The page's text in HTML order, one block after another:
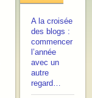
A la croisée
des blogs :
commencer
l’année
avec un
autre
regard…